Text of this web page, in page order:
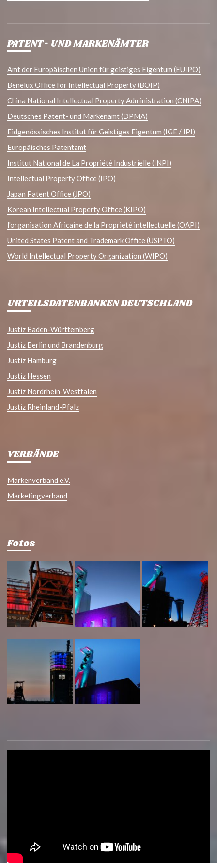
PATENT- UND MARKENÄMTER
Amt der Europäischen Union für geistiges Eigentum (EUIPO)
Benelux Office for Intellectual Property (BOIP)
China National Intellectual Property Administration (CNIPA)
Deutsches Patent- und Markenamt (DPMA)
Eidgenössisches Institut für Geistiges Eigentum (IGE / IPI)
Europäisches Patentamt
Institut National de La Propriété Industrielle (INPI)
Intellectual Property Office (IPO)
Japan Patent Office (JPO)
Korean Intellectual Property Office (KIPO)
l'organisation Africaine de la Propriété intellectuelle (OAPI)
United States Patent and Trademark Office (USPTO)
World Intellectual Property Organization (WIPO)
URTEILSDATENBANKEN DEUTSCHLAND
Justiz Baden-Württemberg
Justiz Berlin und Brandenburg
Justiz Hamburg
Justiz Hessen
Justiz Nordrhein-Westfalen
Justiz Rheinland-Pfalz
VERBÄNDE
Markenverband e.V.
Marketingverband
Fotos